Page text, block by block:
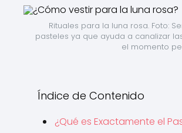
Rituales para la luna rosa. Foto:
pasteles ya que ayuda a canalizar
el momento
Índice de Contenido
¿Qué es Exactamente el